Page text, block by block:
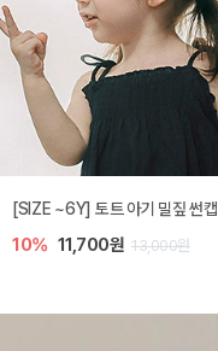
[SIZE ~6Y] 토트 아기 밀짚 썬캡
10% 11,700원 13,000원